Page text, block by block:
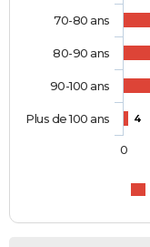
4
70-80 ans
80-90 ans
90-100 ans
Plus de 100 ans
0